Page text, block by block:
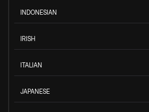
INDONESIAN
IRISH
ITALIAN
JAPANESE